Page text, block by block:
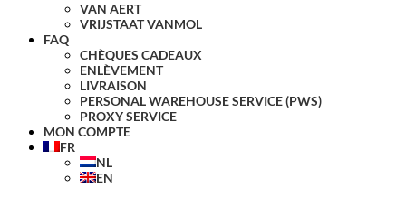
VAN AERT
VRIJSTAAT VANMOL
FAQ
CHÈQUES CADEAUX
ENLÈVEMENT
LIVRAISON
PERSONAL WAREHOUSE SERVICE (PWS)
PROXY SERVICE
MON COMPTE
FR
NL
EN